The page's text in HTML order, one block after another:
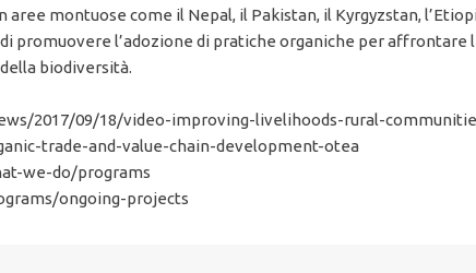
montuose come il Nepal, il Pakistan, il Kyrgyzstan,
di promuovere l’adozione di pratiche organiche per
biodiversità.
2017/09/18/video-improving-livelihoods-rural-
trade-and-value-chain-development-otea
we-do/programs
ongoing-projects